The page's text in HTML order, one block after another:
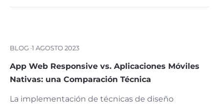
BLOG ·1 AGOSTO 2023
App Web Responsive vs. Aplicaciones Móviles
Nativas: una Comparación Técnica
La implementación de técnicas de diseño